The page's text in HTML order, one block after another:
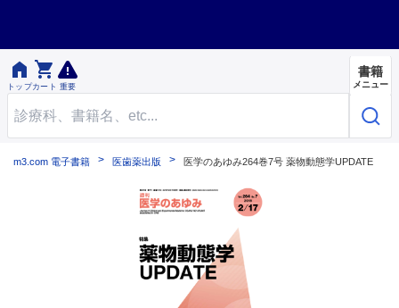

トップ

カート 重要
書籍
メニュー
m3.com 電子書籍 医歯薬出版 医学のあゆみ264巻7号 薬物動態学UPDATE